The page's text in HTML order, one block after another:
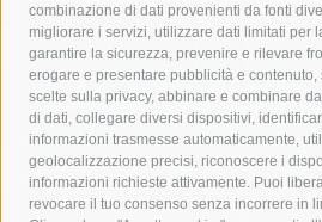
combinazione di dati provenienti da fonti
migliorare i servizi, utilizzare dati limitati per
garantire la sicurezza, prevenire e rilevare
erogare e presentare pubblicità e
scelte sulla privacy, abbinare e combinare
di dati, collegare diversi dispositivi,
informazioni trasmesse automaticamente,
geolocalizzazione precisi, riconoscere i
informazioni richieste attivamente. Puoi
revocare il tuo consenso senza incorrere in
costiera amalfitana
covid-19 eav
fondazione sorrento
gori guardia
lavori
lorenzo balducelli mare
massimo coppola
Meta napoli
penisola sorrentina
piano di
protezione civile
Regione Campania